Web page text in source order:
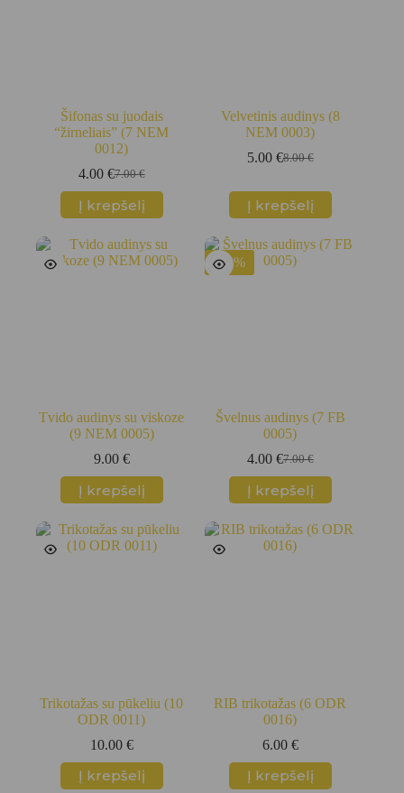
Šifonas su juodais
“žirneliais” (7 NEM
0012)
7.00€
Original
price
was:
4.00 €Current
price
is:
Į krepšelį
Velvetinis audinys (8
NEM 0003)
8.00€
Original
was:
8.00 €.
5.00 €Current
is:
5.00 €.
Į krepšelį
Tvido audinys su viskoze
(9 NEM 0005)
9.00 €
Į krepšelį
-43%
Švelnus audinys (7 FB
0005)
7.00€
Original
price
was:
4.00 €Current
price
is:
Į krepšelį
Trikotažas su pūkeliu (10
ODR 0011)
10.00 €
Į krepšelį
RIB trikotažas (6 ODR
0016)
6.00 €
Į krepšelį